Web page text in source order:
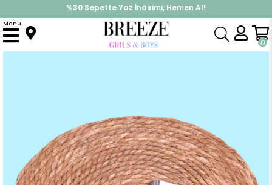
%30 Sepette Yaz İndirimi, Hemen Al!
İndirimlere ek %10 İndirimi Kap, Hemen Üye Ol!
0
Menu
Anasayfa Çorap Erkek Bebek Soket Çorap 2 li Abs li Rakun Desenli Karışık Renk (6 Ay-2 Yaş)